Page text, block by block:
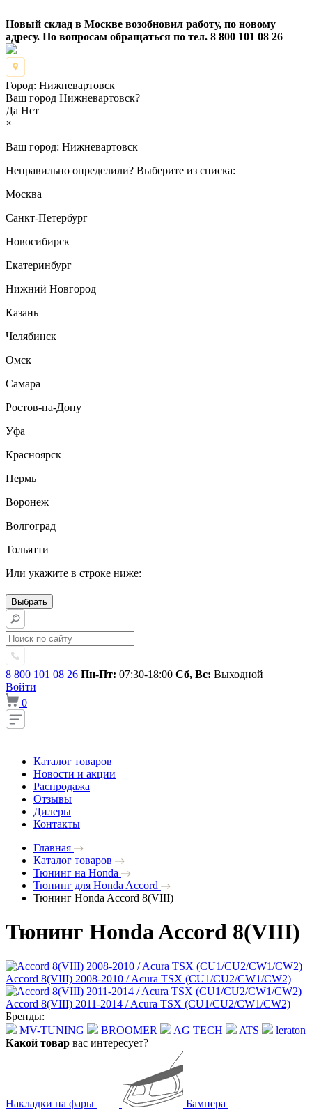
Новый склад в Москве возобновил работу, по новому
адресу. По вопросам обращаться по тел. 8 800 101 08 26
Город: Нижневартовск
Ваш город Нижневартовск?
Да Нет
×
Ваш город: Нижневартовск
Неправильно определили? Выберите из списка:
Москва
Санкт-Петербург
Новосибирск
Екатеринбург
Нижний Новгород
Казань
Челябинск
Омск
Самара
Ростов-на-Дону
Уфа
Красноярск
Пермь
Воронеж
Волгоград
Тольятти
Или укажите в строке ниже:
8 800 101 08 26 Пн-Пт: 07:30-18:00 Сб, Вс: Выходной
Войти
0
Каталог товаров
Новости и акции
Распродажа
Отзывы
Дилеры
Контакты
Главная
Каталог товаров
Тюнинг на Honda
Тюнинг для Honda Accord
Тюнинг Honda Accord 8(VIII)
Тюнинг Honda Accord 8(VIII)
Accord 8(VIII) 2008-2010 / Acura TSX (CU1/CU2/CW1/CW2)
Accord 8(VIII) 2011-2014 / Acura TSX (CU1/CU2/CW1/CW2)
Бренды:
MV-TUNING
BROOMER AG TECH ATS
leraton
Какой товар вас интересует?
Накладки на фары Бампера